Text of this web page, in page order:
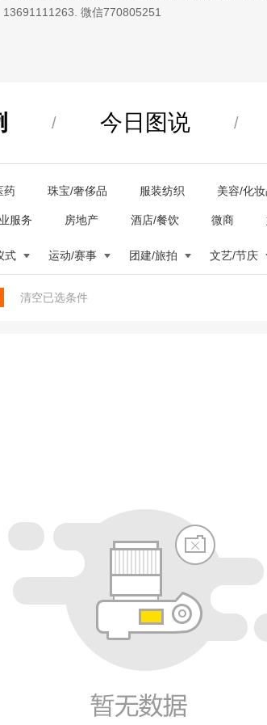
微信770805251
/ 今日图说 /
药 珠宝/奢侈品 服装纺织 美容/化妆
服务 房地产 酒店/餐饮 微商
式 运动/赛事 团建/旅拍 文艺/节庆
清空已选条件